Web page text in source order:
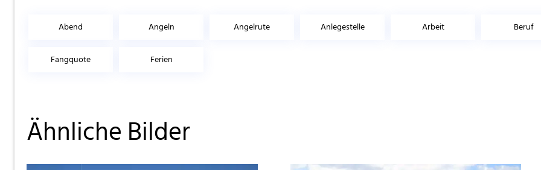
Abend Angeln Angelrute Anlegestelle Arbeit Beruf
Fangquote Ferien
Ähnliche Bilder